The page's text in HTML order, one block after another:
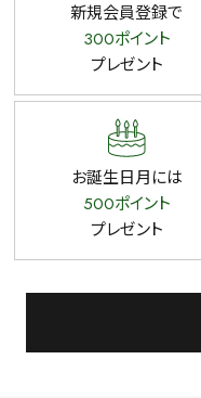
新規会員登録で
300ポイント
プレゼント
お誕生日月には
500ポイント
プレゼント